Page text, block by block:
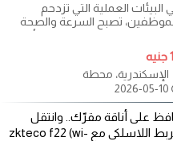
البيئات العملية التي تزدحم
تصبح السرعة والصحة
قصوى. تقدم لك رويال لأنظمة
الإسكندرية، محطة
على أناقة مقرّك.. وانتقل
للربط اللاسلكي مع zkteco f22 (wi-